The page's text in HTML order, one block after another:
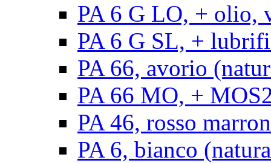
PA 6 G LO, + olio,
PA 6 G SL, +
PA 66, avorio
PA 66 MO, +
PA 46, rosso
PA 6, bianco